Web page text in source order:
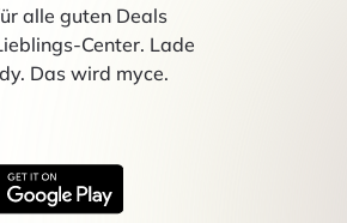
alle guten Deals
Center. Lade
Das wird myce.